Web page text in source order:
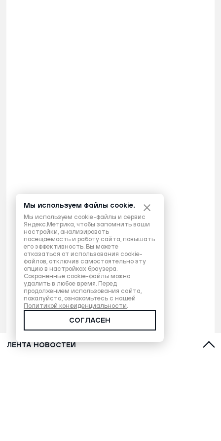
ЛЕНТА НОВОСТЕЙ
Мы используем файлы cookie.
Мы используем cookie-файлы и сервис
Яндекс.Метрика, чтобы запомнить ваши
настройки, анализировать
посещаемость и работу сайта, повышать
его эффективность. Вы можете
отказаться от использования cookie-
файлов, отключив самостоятельно эту
опцию в настройках браузера.
Сохраненные cookie-файлы можно
удалить в любое время. Перед
продолжением использования сайта,
пожалуйста, ознакомьтесь с нашей
Политикой конфиденциальности.
СОГЛАСЕН